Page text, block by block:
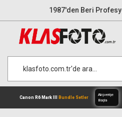
1987'den Beri